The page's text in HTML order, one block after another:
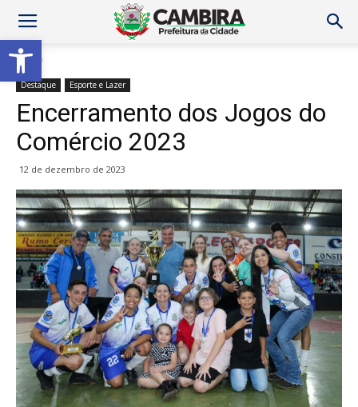
Abrir a barra de ferramentas
Home
Destaque Esporte e Lazer
Encerramento dos Jogos do
Comércio 2023
12 de dezembro de 2023